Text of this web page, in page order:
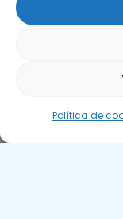
Política de